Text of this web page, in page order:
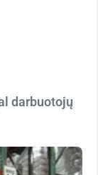
darbuotojų